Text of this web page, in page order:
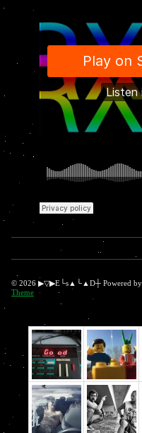
Datenschutzerklärung
Keine kommenden Termine
© 2026 ▶▽▶E└s▲└▲D┼ Powered by
Theme